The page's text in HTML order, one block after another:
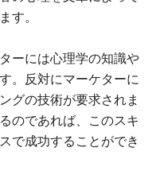
す。
ーには心理学の知識や
。反対にマーケターに
グの技術が要求されま
のであれば、このスキ
で成功することができ